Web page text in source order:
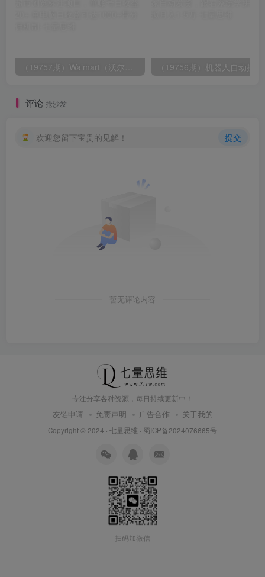
（19757期）Walmart（沃尔玛）超市浏览标注项目，单账号日收益20+ 单电脑日收益可达1000+带分佣机制
评论 抢沙发
欢迎您留下宝贵的见解！ 提交
暂无评论内容
专注分享各种资源，每日持续更新中！
友链申请 免责声明 广告合作 关于我的
Copyright © 2024 · 七量思维 · 蜀ICP备2024076665号
扫码加微信